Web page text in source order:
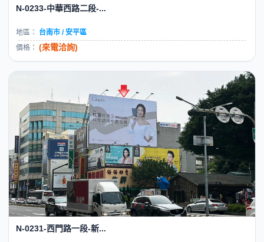
N-0233-中華西路二段-...
地區：
台南市 / 安平區
價格： (來電洽詢)
N-0231-西門路一段-新...